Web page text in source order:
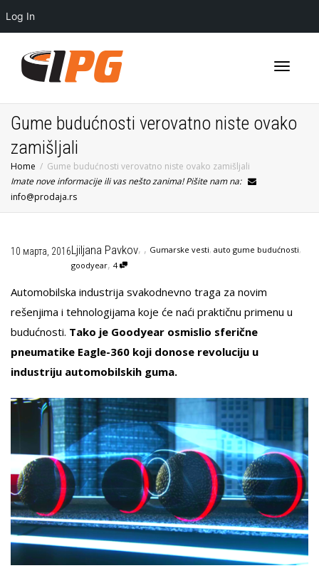
Log In
Gume budućnosti verovatno niste ovako
zamišljali
Home
Gume budućnosti verovatno niste ovako zamišljali
Imate nove informacije ili vas nešto zanima! Pišite nam na:
info@prodaja.rs
Ljiljana Pavkov,
10 марта, 2016 , Gumarske vesti, auto gume budućnosti,
goodyear, 4
Automobilska industrija svakodnevno traga za novim
rešenjima i tehnologijama koje će naći praktičnu primenu u
budućnosti. Tako je Goodyear osmislio sferične
pneumatike Eagle-360 koji donose revoluciju u
industriju automobilskih guma.